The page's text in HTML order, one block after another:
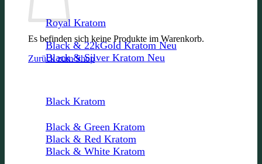
Es befinden sich keine Produkte im Warenkorb.
Zurück zum Shop
Royal Kratom
Black & 22kGold Kratom
Black & Silver Kratom
Black Kratom
Black & Green Kratom
Black & Red Kratom
Black & White Kratom